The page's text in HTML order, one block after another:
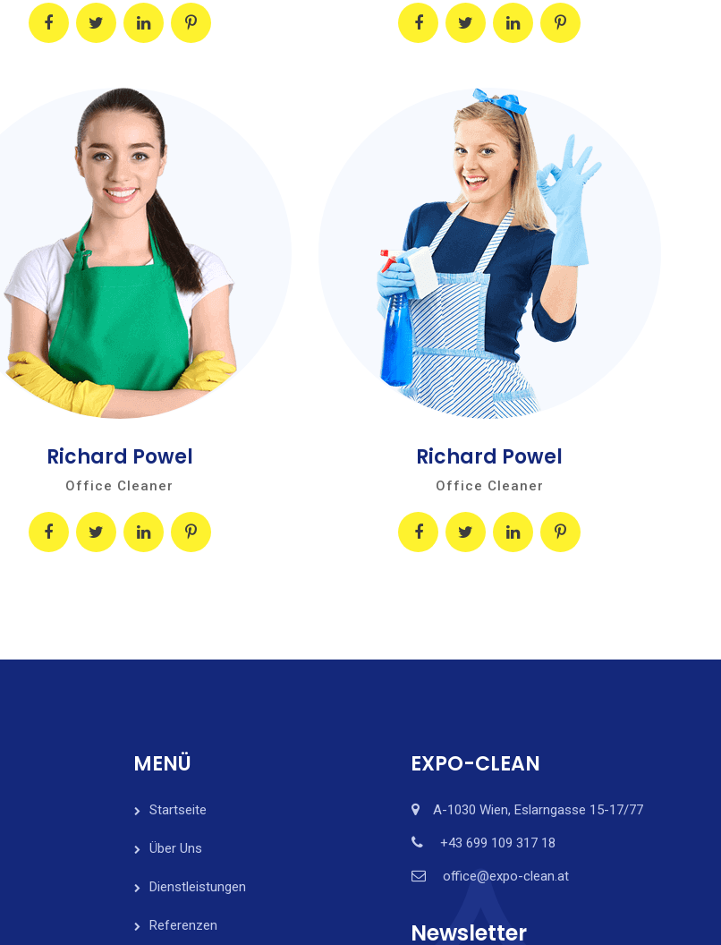
Richard Powel
Office Cleaner
Richard Powel
Office Cleaner
MENÜ
Startseite
Über Uns
Dienstleistungen
Referenzen
EXPO-CLEAN
A-1030 Wien, Eslarngasse 15-17/77
+43 699 109 317 18
office@expo-clean.at
Newsletter